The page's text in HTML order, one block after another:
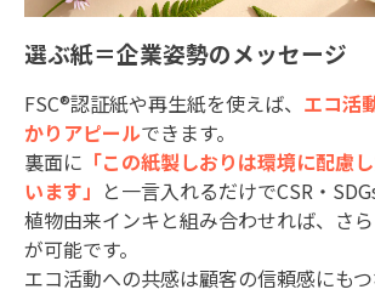
選ぶ紙＝企業姿勢のメッセージ
FSC®認証紙や再生紙を使えば、 エコ活
かりアピールできます。
裏面に 「この紙製しおりは環境に配慮
います」 と一言入れるだけでCSR ・
植物由来インキと組み合わせれば、さ
が可能です。
エコ活動への共感は顧客の信頼感にもつ